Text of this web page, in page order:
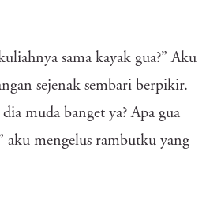
sama kayak gua?” Aku
sejenak sembari berpikir.
muda banget ya? Apa gua
aku mengelus rambutku yang